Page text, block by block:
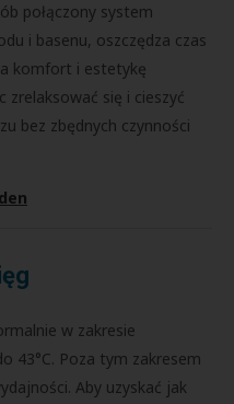
połączony system
i basenu, oszczędza czas
komfort i estetykę
zrelaksować się i cieszyć
bez zbędnych czynności
w zakresie
43°C. Poza tym zakresem
Aby uzyskać jak